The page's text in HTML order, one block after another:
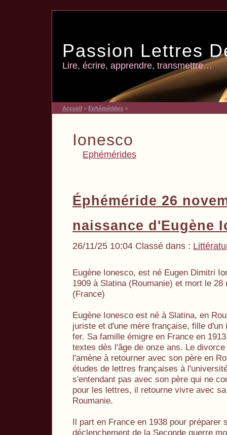
Passion Lettres
Lire, écrire, apprendre, transmettre…
Accueil > Ephémérides >
Ionesco
Ephémérides
Éphéméride 26
naissance d'Eugène
26/11/25 10:04 Classé dans :
Eugène Ionesco, est né Eugen Dimitri
1909 à Slatina (Roumanie) et mort le 28
(France)
Eugène Ionesco est né à Slatina, en
juriste et d'une mère française, fille d'un
fer. Sa famille émigre en France en
textes dès l'âge de onze ans. Le
l'amène à retourner avec son père en
études de lettres françaises à
s'entendant pas avec son père qui ne
pour les lettres, il retourne vivre avec
Roumanie.
Il part en France en 1938 pour préparer
déclenchement de la Seconde guerre